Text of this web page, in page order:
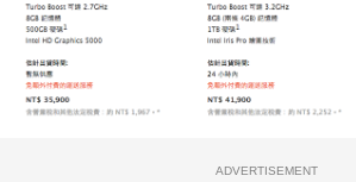
ADVERTISEMENT